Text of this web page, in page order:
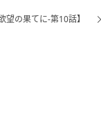
の果てに-第10話】